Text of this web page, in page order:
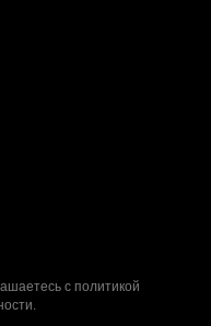
с политикой
.